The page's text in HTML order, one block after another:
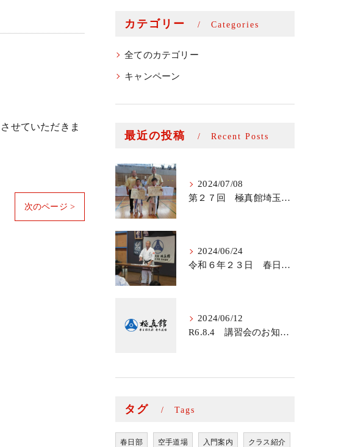
せていただきま
次のページ >
カテゴリー Categories
全てのカテゴリー
キャンペーン
最近の投稿 Recent Posts
2024/07/08
第２７回 極真館埼玉キューポラ杯
2024/06/24
令和６年２３日 春日部支部審査会
2024/06/12
R6.8.4 講習会のお知らせ
タグ Tags
春日部 空手道場 入門案内 クラス紹介